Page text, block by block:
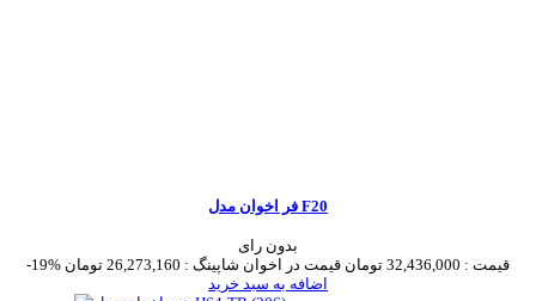
فر اخوان مدل F20
بدون رای
-19%
قیمت : 32,436,000 تومان قیمت در اخوان شاپینگ : 26,273,160 تومان
اضافه به سبد خرید